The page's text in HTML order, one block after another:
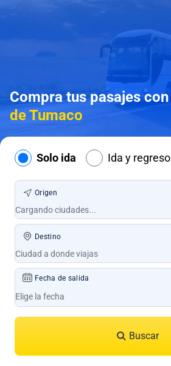
Compra tus pasajes con
de Tumaco
Solo ida Ida y regreso
Origen
Destino
Fecha de salida
Buscar